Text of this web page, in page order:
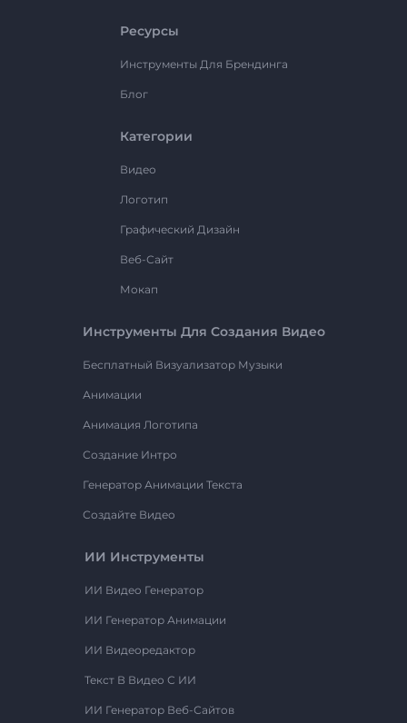
Ресурсы
Инструменты Для Брендинга
Блог
Категории
Видео
Логотип
Графический Дизайн
Веб-Сайт
Мокап
Инструменты Для Создания Видео
Бесплатный Визуализатор Музыки
Анимации
Анимация Логотипа
Создание Интро
Генератор Анимации Текста
Создайте Видео
ИИ Инструменты
ИИ Видео Генератор
ИИ Генератор Анимации
ИИ Видеоредактор
Текст В Видео С ИИ
ИИ Генератор Веб-Сайтов